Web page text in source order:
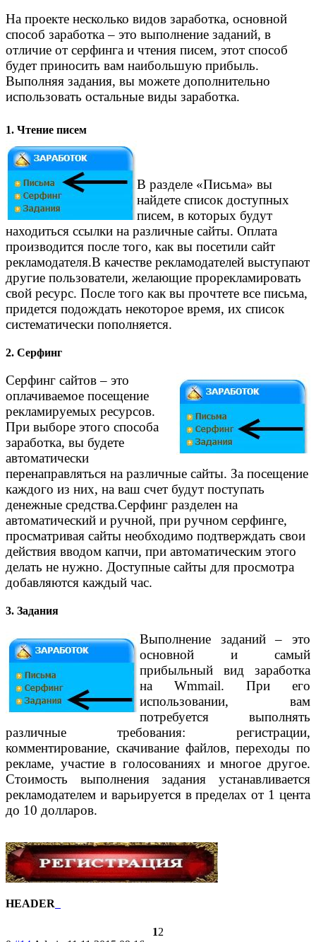
На проекте несколько видов заработка, основной
способ заработка – это выполнение заданий, в
отличие от серфинга и чтения писем, этот способ
будет приносить вам наибольшую прибыль.
Выполняя задания, вы можете дополнительно
использовать остальные виды заработка.
1. Чтение писем
В разделе «Письма» вы
найдете список доступных
писем, в которых будут
находиться ссылки на различные сайты. Оплата
производится после того, как вы посетили сайт
рекламодателя.В качестве рекламодателей выступают
другие пользователи, желающие прорекламировать
свой ресурс. После того как вы прочтете все письма,
придется подождать некоторое время, их список
систематически пополняется.
2. Серфинг
Серфинг сайтов – это
оплачиваемое посещение
рекламируемых ресурсов.
При выборе этого способа
заработка, вы будете
автоматически
перенаправляться на различные сайты. За посещение
каждого из них, на ваш счет будут поступать
денежные средства.Серфинг разделен на
автоматический и ручной, при ручном серфинге,
просматривая сайты необходимо подтверждать свои
действия вводом капчи, при автоматическим этого
делать не нужно. Доступные сайты для просмотра
добавляются каждый час.
3. Задания
Выполнение заданий – это
основной и самый
прибыльный вид заработка
на Wmmail. При его
использовании, вам
потребуется выполнять
различные требования: регистрации,
комментирование, скачивание файлов, переходы по
рекламе, участие в голосованиях и многое другое.
Стоимость выполнения задания устанавливается
рекламодателем и варьируется в пределах от 1 цента
до 10 долларов.
HEADER
12